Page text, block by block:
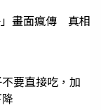
」畫面瘋傳 真相
要直接吃，加